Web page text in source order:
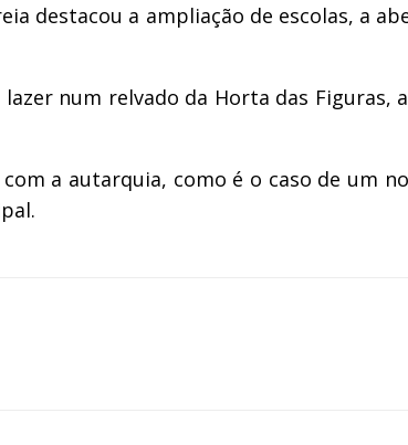
destacou a ampliação de escolas, a
num relvado da Horta das
a autarquia, como é o caso de um